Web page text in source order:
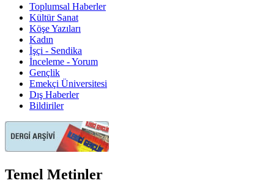
Toplumsal Haberler
Kültür Sanat
Köşe Yazıları
Kadın
İşçi - Sendika
İnceleme - Yorum
Gençlik
Emekçi Üniversitesi
Dış Haberler
Bildiriler
Temel Metinler